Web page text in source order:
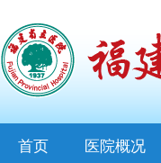
首页 医院概况